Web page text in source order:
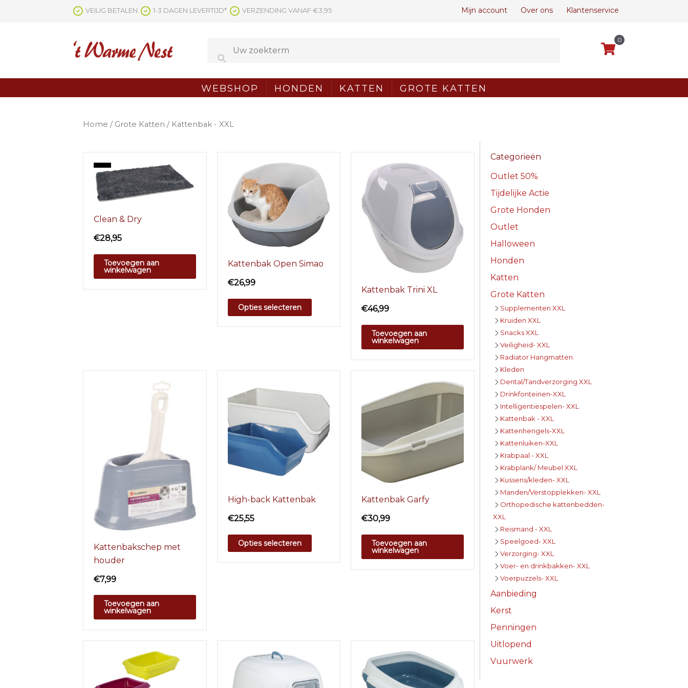
VEILIG BETALEN 1-3 DAGEN LEVERTIJD* VERZENDING VANAF €3,95 Mijn account Over ons Klantenservice
0
WEBSHOP HONDEN KATTEN GROTE KATTEN
Home / Grote Katten / Kattenbak - XXL
Clean & Dry
€28,95
Toevoegen aan
winkelwagen
Kattenbak Open Simao
€26,99
Opties selecteren
Kattenbak Trini XL
€46,99
Toevoegen aan
winkelwagen
Kattenbakschep met
houder
€7,99
Toevoegen aan
winkelwagen
High-back Kattenbak
€25,55
Opties selecteren
Kattenbak Garfy
€30,99
Toevoegen aan
winkelwagen
Categorieën
Outlet 50%
Tijdelijke Actie
Grote Honden
Outlet
Halloween
Honden
Katten
Grote Katten
Supplementen XXL
Kruiden XXL
Snacks XXL
Veiligheid- XXL
Radiator Hangmatten
Kleden
Dental/Tandverzorging XXL
Drinkfonteinen-XXL
Intelligentiespelen- XXL
Kattenbak - XXL
Kattenhengels-XXL
Kattenluiken-XXL
Krabpaal - XXL
Krabplank/ Meubel XXL
Kussens/kleden- XXL
Manden/Verstopplekken- XXL
Orthopedische kattenbedden-
XXL
Reismand - XXL
Speelgoed- XXL
Verzorging- XXL
Voer- en drinkbakken- XXL
Voerpuzzels- XXL
Aanbieding
Kerst
Penningen
Uitlopend
Vuurwerk